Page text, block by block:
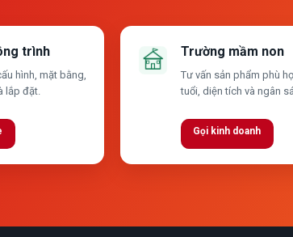
trình
hình, mặt bằng,
lắp đặt.
Trường mầm non
Tư vấn sản phẩm phù
tuổi, diện tích và ngân
Gọi kinh doanh